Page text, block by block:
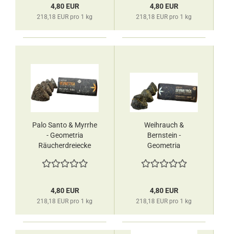
4,80 EUR
218,18 EUR pro 1 kg
4,80 EUR
218,18 EUR pro 1 kg
Palo Santo & Myrrhe
- Geometria
Räucherdreiecke
4,80 EUR
218,18 EUR pro 1 kg
Weihrauch &
Bernstein -
Geometria
Sagrada Madre
4,80 EUR
218,18 EUR pro 1 kg